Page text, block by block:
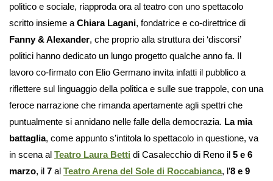
politico e sociale, riapproda ora al teatro con uno spettacolo
scritto insieme a Chiara Lagani, fondatrice e co-direttrice di
Fanny & Alexander, che proprio alla struttura dei ‘discorsi’
politici hanno dedicato un lungo progetto qualche anno fa. Il
lavoro co-firmato con Elio Germano invita infatti il pubblico a
riflettere sul linguaggio della politica e sulle sue trappole, con una
feroce narrazione che rimanda apertamente agli spettri che
puntualmente si annidano nelle falle della democrazia. La mia
battaglia, come appunto s’intitola lo spettacolo in questione, va
in scena al Teatro Laura Betti di Casalecchio di Reno il 5 e 6
marzo, il 7 al Teatro Arena del Sole di Roccabianca, l’8 e 9